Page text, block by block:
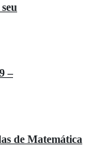
–
de Matemática